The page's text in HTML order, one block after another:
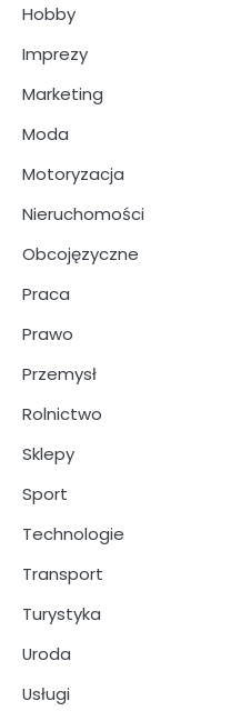
Hobby
Imprezy
Marketing
Moda
Motoryzacja
Nieruchomości
Obcojęzyczne
Praca
Prawo
Przemysł
Rolnictwo
Sklepy
Sport
Technologie
Transport
Turystyka
Uroda
Usługi